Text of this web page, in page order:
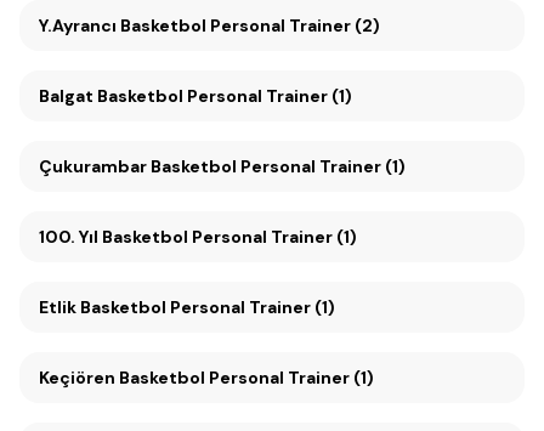
Y.Ayrancı Basketbol Personal Trainer (2)
Balgat Basketbol Personal Trainer (1)
Çukurambar Basketbol Personal Trainer (1)
100. Yıl Basketbol Personal Trainer (1)
Etlik Basketbol Personal Trainer (1)
Keçiören Basketbol Personal Trainer (1)